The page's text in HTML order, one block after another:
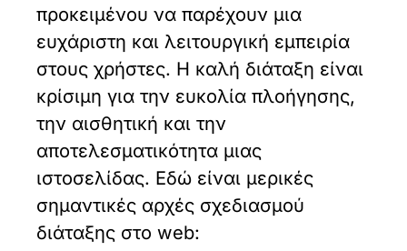
προκειμένου να παρέχουν μια
ευχάριστη και λειτουργική εμπειρία
στους χρήστες. Η καλή διάταξη είναι
κρίσιμη για την ευκολία πλοήγησης,
την αισθητική και την
αποτελεσματικότητα μιας
ιστοσελίδας. Εδώ είναι μερικές
σημαντικές αρχές σχεδιασμού
διάταξης στο web: